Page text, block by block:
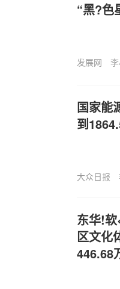
“黑?色
发展网
国家能
到
大众日报
东华!
区文化
446.68